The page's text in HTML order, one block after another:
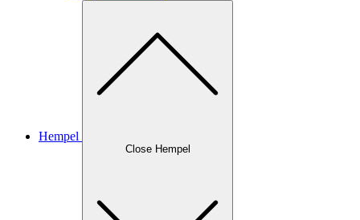
Hempel
Close Hempel